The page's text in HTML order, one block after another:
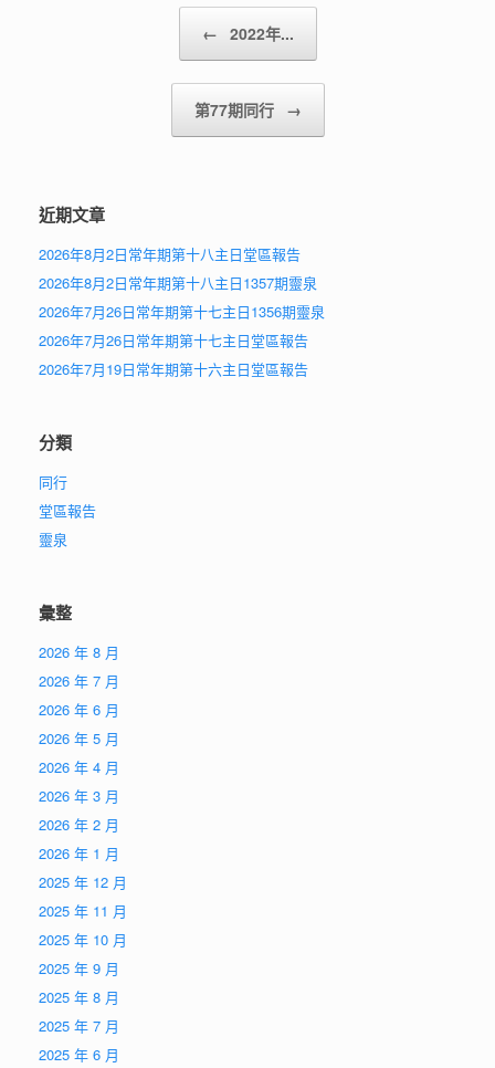
Post navigation
← 2022年...
第77期同行 →
近期文章
2026年8月2日常年期第十八主日堂區報告
2026年8月2日常年期第十八主日1357期靈泉
2026年7月26日常年期第十七主日1356期靈泉
2026年7月26日常年期第十七主日堂區報告
2026年7月19日常年期第十六主日堂區報告
分類
同行
堂區報告
靈泉
彙整
2026 年 8 月
2026 年 7 月
2026 年 6 月
2026 年 5 月
2026 年 4 月
2026 年 3 月
2026 年 2 月
2026 年 1 月
2025 年 12 月
2025 年 11 月
2025 年 10 月
2025 年 9 月
2025 年 8 月
2025 年 7 月
2025 年 6 月